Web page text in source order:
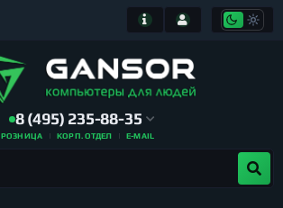
8 (495) 235-88-35
РОЗНИЦА КОРП. ОТДЕЛ E-MAIL